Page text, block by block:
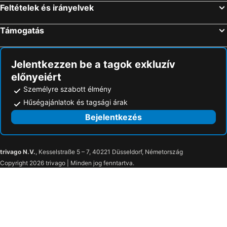
Feltételek és irányelvek
Támogatás
Jelentkezzen be a tagok exkluzív
előnyeiért
Személyre szabott élmény
Hűségajánlatok és tagsági árak
Bejelentkezés
trivago N.V., Kesselstraße 5 – 7, 40221 Düsseldorf, Németország
Copyright 2026 trivago | Minden jog fenntartva.